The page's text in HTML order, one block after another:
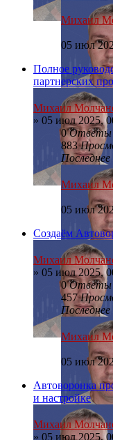
Михаил
05 июл
Полное
партнерских
Михаил
» 05 июл 2025,
0Ответы
883
Михаил
05 июл
Создаём
Михаил
» 05 июл 2025,
0Ответы
457
Михаил
05 июл
Автоворонка
и настройке
Михаил
» 05 июл 2025,